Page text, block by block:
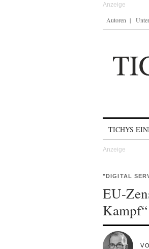
Autoren
TICHYS
"DIGITAL
EU-